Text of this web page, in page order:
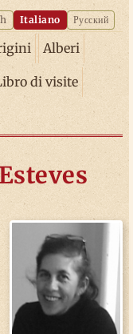
Italiano Русский
Alberi
di visite